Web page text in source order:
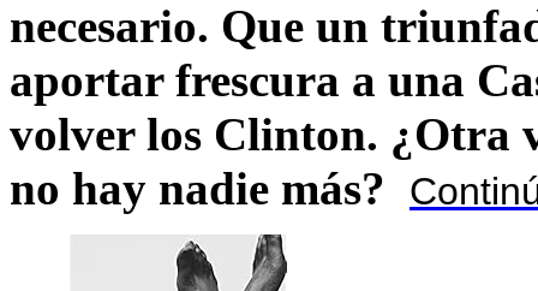
necesario. Que un
aportar frescura a una
volver los Clinton. ¿Otra
no hay nadie más?